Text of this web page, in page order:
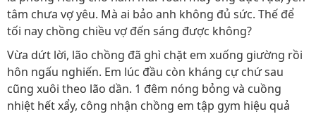
tâm chưa vợ yêu. Mà ai bảo anh không đủ sức. Thế để
tối nay chồng chiều vợ đến sáng được không?
Vừa dứt lời, lão chồng đã ghì chặt em xuống giường rồi
hôn ngấu nghiến. Em lúc đầu còn kháng cự chứ sau
cũng xuôi theo lão dần. 1 đêm nóng bỏng và cuồng
nhiệt hết xẩy, công nhận chồng em tập gym hiệu quả